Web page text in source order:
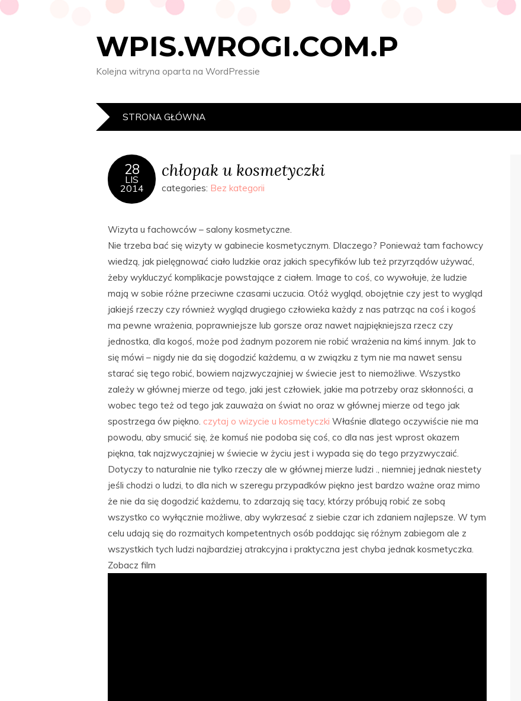
WPIS.WROGI.COM.P
Kolejna witryna oparta na WordPressie
STRONA GŁÓWNA
28
LIS
2014
chłopak u kosmetyczki
categories: Bez kategorii
Wizyta u fachowców – salony kosmetyczne.
Nie trzeba bać się wizyty w gabinecie kosmetycznym. Dlaczego? Ponieważ tam fachowcy
wiedzą, jak pielęgnować ciało ludzkie oraz jakich specyfików lub też przyrządów używać,
żeby wykluczyć komplikacje powstające z ciałem. Image to coś, co wywołuje, że ludzie
mają w sobie różne przeciwne czasami uczucia. Otóż wygląd, obojętnie czy jest to wygląd
jakiejś rzeczy czy również wygląd drugiego człowieka każdy z nas patrząc na coś i kogoś
ma pewne wrażenia, poprawniejsze lub gorsze oraz nawet najpiękniejsza rzecz czy
jednostka, dla kogoś, może pod żadnym pozorem nie robić wrażenia na kimś innym. Jak to
się mówi – nigdy nie da się dogodzić każdemu, a w związku z tym nie ma nawet sensu
starać się tego robić, bowiem najzwyczajniej w świecie jest to niemożliwe. Wszystko
zależy w głównej mierze od tego, jaki jest człowiek, jakie ma potrzeby oraz skłonności, a
wobec tego też od tego jak zauważa on świat no oraz w głównej mierze od tego jak
spostrzega ów piękno. czytaj o wizycie u kosmetyczki Właśnie dlatego oczywiście nie ma
powodu, aby smucić się, że komuś nie podoba się coś, co dla nas jest wprost okazem
piękna, tak najzwyczajniej w świecie w życiu jest i wypada się do tego przyzwyczaić.
Dotyczy to naturalnie nie tylko rzeczy ale w głównej mierze ludzi ., niemniej jednak niestety
jeśli chodzi o ludzi, to dla nich w szeregu przypadków piękno jest bardzo ważne oraz mimo
że nie da się dogodzić każdemu, to zdarzają się tacy, którzy próbują robić ze sobą
wszystko co wyłącznie możliwe, aby wykrzesać z siebie czar ich zdaniem najlepsze. W tym
celu udają się do rozmaitych kompetentnych osób poddając się różnym zabiegom ale z
wszystkich tych ludzi najbardziej atrakcyjna i praktyczna jest chyba jednak kosmetyczka.
Zobacz film